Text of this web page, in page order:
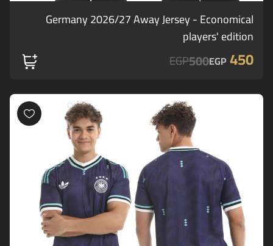
Germany 2026/27 Away Jersey - Economical
players' edition
450
EGP
500
EGP